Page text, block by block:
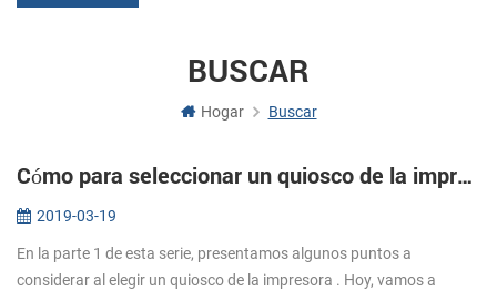
BUSCAR
Hogar Buscar
Cómo para seleccionar un quiosco de la impresora térmica: parte dos
2019-03-19
En la parte 1 de esta serie, presentamos algunos puntos a
considerar al elegir un quiosco de la impresora . Hoy, vamos a